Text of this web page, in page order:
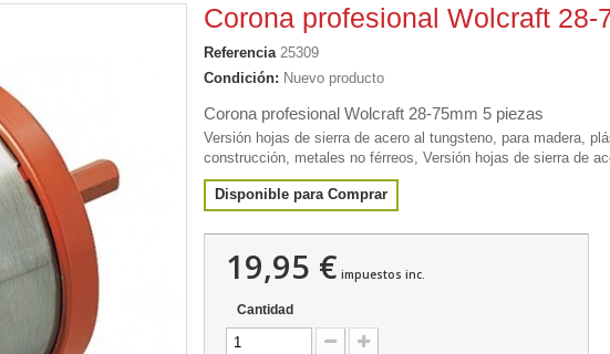
Corona profesional Wolcraft 28-
Referencia 25309
Condición: Nuevo producto
Corona profesional Wolcraft 28-75mm 5 piezas
Versión hojas de sierra de acero al tungsteno, para madera,
construcción, metales no férreos, Versión hojas de sierra de
Disponible para Comprar
19,95 € impuestos inc.
Cantidad